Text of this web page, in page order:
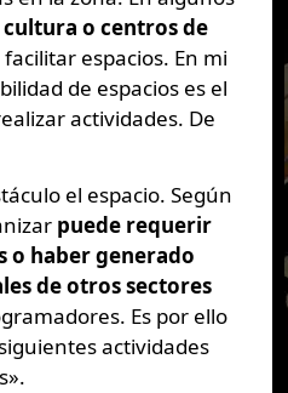
cultura o centros de
espacios. En mi
de espacios es el
actividades. De
el espacio. Según
puede requerir
o haber generado
de otros sectores
Es por ello
actividades